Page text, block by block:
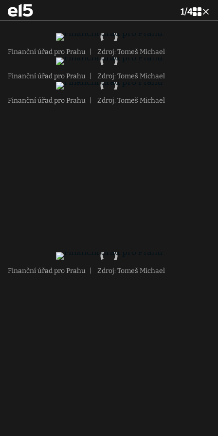
1/4
Finanční úřad pro Prahu Zdroj: Tomeš Michael
Finanční úřad pro Prahu Zdroj: Tomeš Michael
Finanční úřad pro Prahu Zdroj: Tomeš Michael
Finanční úřad pro Prahu Zdroj: Tomeš Michael